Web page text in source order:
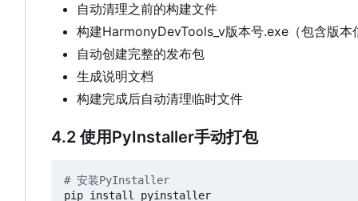
自动清理之前的构建文件
构建HarmonyDevTools_v版本号.exe（包含版本
自动创建完整的发布包
生成说明文档
构建完成后自动清理临时文件
4.2 使用PyInstaller手动打包
# 安装PyInstaller
pip install pyinstaller